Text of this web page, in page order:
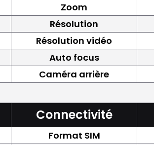
Zoom
Résolution
Résolution vidéo
Auto focus
Caméra arrière
Connectivité
Format SIM